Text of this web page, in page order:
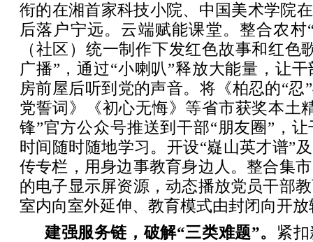
衔的在湘首家科技小院、中国美术学院
后落户宁远。云端赋能课堂。整合农村
（社区）统一制作下发红色故事和红色
广播”，通过“小喇叭”释放大能量，让
房前屋后听到党的声音。将《柏忍的“忍
党誓词》《初心无悔》等省市获奖本土
锋”官方公众号推送到干部“朋友圈”，
时间随时随地学习。开设“嶷山英才谱”
传专栏，用身边事教育身边人。整合集
的电子显示屏资源，动态播放党员干部
室内向室外延伸、教育模式由封闭向开
建强服务链，破解“三类难题”。 紧